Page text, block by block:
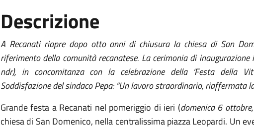
Descrizione
A Recanati riapre dopo otto anni di chiusura la chiesa di San
riferimento della comunità recanatese. La cerimonia di
ndr), in concomitanza con la celebrazione della ‘Festa della
Soddisfazione del sindaco Pepa: “Un lavoro straordinario, riaffermata
Grande festa a Recanati nel pomeriggio di ieri (domenica 6
chiesa di San Domenico, nella centralissima piazza Leopardi. Un